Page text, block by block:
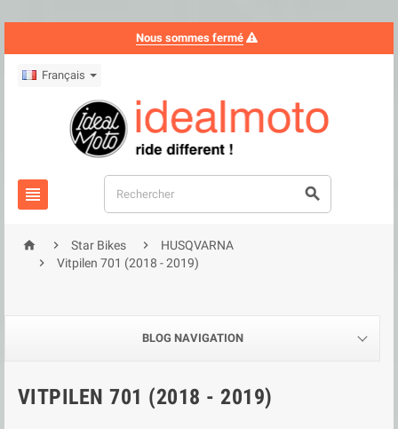
Nous sommes fermé
Français
 
  Star Bikes 
HUSQVARNA

Vitpilen 701 (2018 - 2019)
BLOG NAVIGATION
VITPILEN 701 (2018 - 2019)